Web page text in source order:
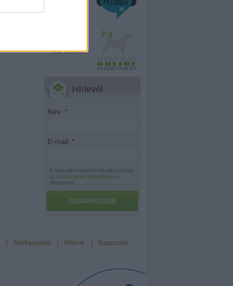
Hírlevél
Név: *
E-mail: *
A hírlevélre történő feliratkozással
az adatvédelmi nyilatkozatot
elfogadom.
FELIRATKOZOM
Médiaajánlat| Rólunk Kapcsolat